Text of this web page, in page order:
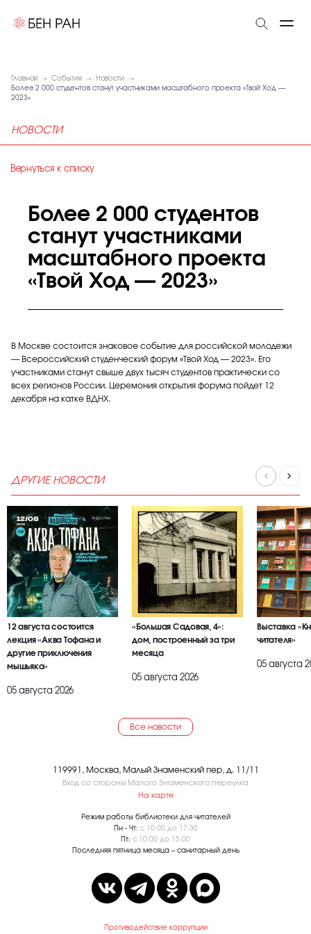
Главная События
Новости
Более 2 000 студентов станут участниками масштабного проекта «Твой Ход —
2023»
НОВОСТИ
Вернуться к списку
Более 2 000 студентов
станут участниками
масштабного проекта
«Твой Ход — 2023»
В Москве состоится знаковое событие для российской молодежи
— Всероссийский студенческий форум «Твой Ход — 2023». Его
участниками станут свыше двух тысяч студентов практически со
всех регионов России. Церемония открытия форума пойдет 12
декабря на катке ВДНХ.
ДРУГИЕ НОВОСТИ
12 августа состоится
лекция «Аква Тофана и
другие приключения
мышьяка»
05 августа 2026
«Большая Садовая, 4»:
дом, построенный за три
месяца
05 августа 2026
Выставка
читателя»
05 августа
Все новости
119991, Москва, Малый Знаменский пер, д. 11/11
Вход со стороны Малого Знаменского переулка
На карте
Режим работы библиотеки для читателей
Пн - Чт: с 10:00 до 17:30
Пт: с 10:00 до 15:00
Последняя пятница месяца – санитарный день
Противодействие коррупции